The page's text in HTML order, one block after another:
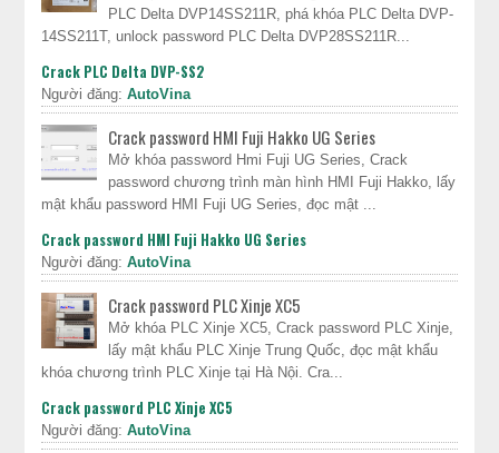
PLC Delta DVP14SS211R, phá khóa PLC Delta DVP-
14SS211T, unlock password PLC Delta DVP28SS211R...
Crack PLC Delta DVP-SS2
Người đăng:AutoVina
Crack password HMI Fuji Hakko UG Series
Mở khóa password Hmi Fuji UG Series, Crack
password chương trình màn hình HMI Fuji Hakko, lấy
mật khẩu password HMI Fuji UG Series, đọc mật ...
Crack password HMI Fuji Hakko UG Series
Người đăng:AutoVina
Crack password PLC Xinje XC5
Mở khóa PLC Xinje XC5, Crack password PLC Xinje,
lấy mật khẩu PLC Xinje Trung Quốc, đọc mật khẩu
khóa chương trình PLC Xinje tại Hà Nội. Cra...
Crack password PLC Xinje XC5
Người đăng:AutoVina